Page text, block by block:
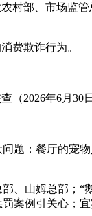
部、市场监
费欺诈行为。
2026年6月30日
题：餐厅的宠
山姆总部；“
案例引关心；宜